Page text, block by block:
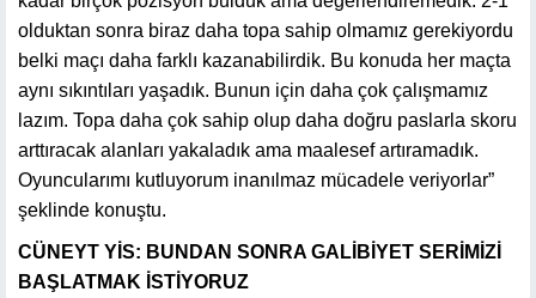
olduktan sonra biraz daha topa sahip olmamız gerekiyordu
belki maçı daha farklı kazanabilirdik. Bu konuda her maçta
aynı sıkıntıları yaşadık. Bunun için daha çok çalışmamız
lazım. Topa daha çok sahip olup daha doğru paslarla skoru
arttıracak alanları yakaladık ama maalesef artıramadık.
Oyuncularımı kutluyorum inanılmaz mücadele veriyorlar”
şeklinde konuştu.
CÜNEYT YİS: BUNDAN SONRA GALİBİYET SERİMİZİ
BAŞLATMAK İSTİYORUZ